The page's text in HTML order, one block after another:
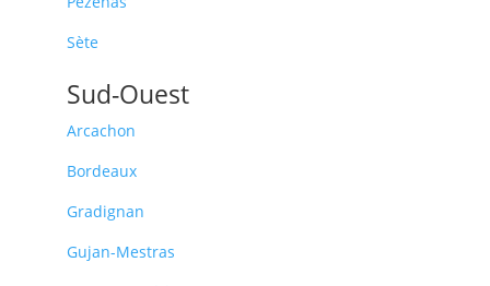
Sète
Sud-Ouest
Arcachon
Bordeaux
Gradignan
Gujan-Mestras